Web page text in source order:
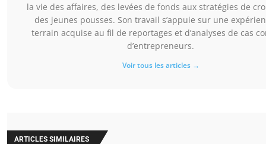
la vie des affaires, des levées de fonds aux stratégies de
des jeunes pousses. Son travail s’appuie sur une
terrain acquise au fil de reportages et d’analyses de cas
d’entrepreneurs.
Voir tous les articles →
ARTICLES SIMILAIRES